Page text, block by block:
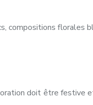
compositions florales
doit être festive